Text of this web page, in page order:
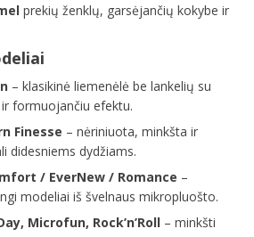
prekių ženklų, garsėjančių kokybe ir
– klasikinė liemenėlė be lankelių su
formuojančiu efektu.
Finesse – nėriniuota, minkšta ir
didesniems dydžiams.
/ EverNew / Romance –
modeliai iš švelnaus mikropluošto.
Microfun, Rock’n’Roll – minkšti